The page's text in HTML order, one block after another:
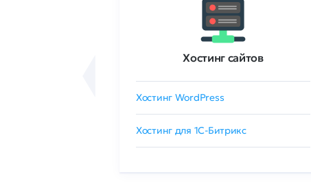
Хостинг сайтов
Хостинг WordPress
Хостинг для 1C-Битрикс